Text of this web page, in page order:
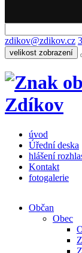
zdikov@zdikov.cz
velikost zobrazení
Zdíkov
úvod
Úřední deska
hlášení
Kontakt
fotogalerie
Občan
Obec